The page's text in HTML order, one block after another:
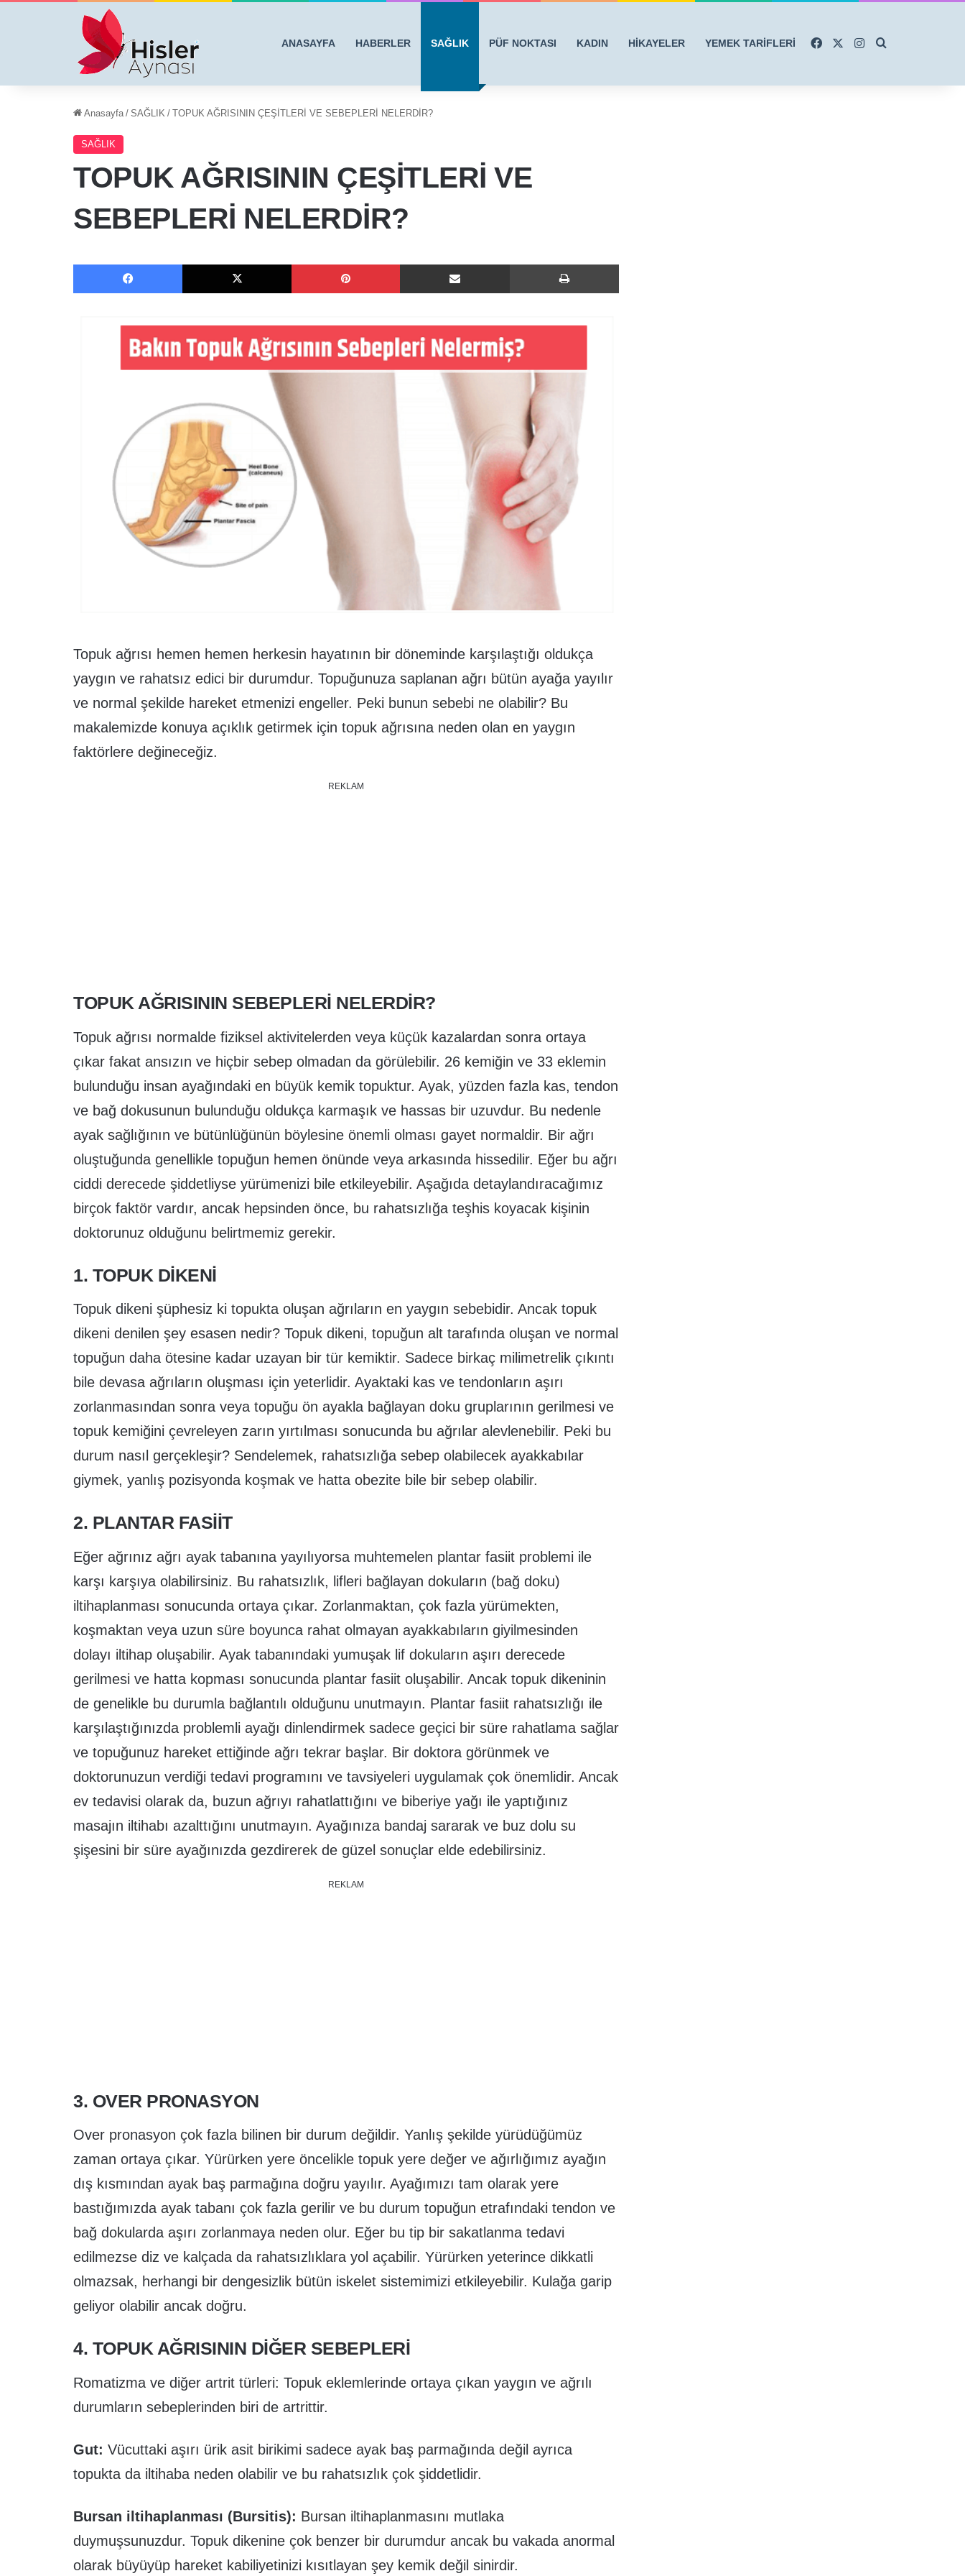
ANASAYFA HABERLER SAĞLIK PÜF NOKTASI KADIN HİKAYELER YEMEK TARİFLERİ FacebookInstagram
Anasayfa / SAĞLIK / TOPUK AĞRISININ ÇEŞİTLERİ VE SEBEPLERİ NELERDİR?
SAĞLIK
TOPUK AĞRISININ ÇEŞİTLERİ VE
SEBEPLERİ NELERDİR?
Facebook X Pinterest E-Posta ile paylaş Yazdır
Topuk ağrısı hemen hemen herkesin hayatının bir döneminde karşılaştığı oldukça
yaygın ve rahatsız edici bir durumdur. Topuğunuza saplanan ağrı bütün ayağa yayılır
ve normal şekilde hareket etmenizi engeller. Peki bunun sebebi ne olabilir? Bu
makalemizde konuya açıklık getirmek için topuk ağrısına neden olan en yaygın
faktörlere değineceğiz.
REKLAM
TOPUK AĞRISININ SEBEPLERI NELERDIR?
Topuk ağrısı normalde fiziksel aktivitelerden veya küçük kazalardan sonra ortaya
çıkar fakat ansızın ve hiçbir sebep olmadan da görülebilir. 26 kemiğin ve 33 eklemin
bulunduğu insan ayağındaki en büyük kemik topuktur. Ayak, yüzden fazla kas, tendon
ve bağ dokusunun bulunduğu oldukça karmaşık ve hassas bir uzuvdur. Bu nedenle
ayak sağlığının ve bütünlüğünün böylesine önemli olması gayet normaldir. Bir ağrı
oluştuğunda genellikle topuğun hemen önünde veya arkasında hissedilir. Eğer bu ağrı
ciddi derecede şiddetliyse yürümenizi bile etkileyebilir. Aşağıda detaylandıracağımız
birçok faktör vardır, ancak hepsinden önce, bu rahatsızlığa teşhis koyacak kişinin
doktorunuz olduğunu belirtmemiz gerekir.
1. TOPUK DIKENI
Topuk dikeni şüphesiz ki topukta oluşan ağrıların en yaygın sebebidir. Ancak topuk
dikeni denilen şey esasen nedir? Topuk dikeni, topuğun alt tarafında oluşan ve normal
topuğun daha ötesine kadar uzayan bir tür kemiktir. Sadece birkaç milimetrelik çıkıntı
bile devasa ağrıların oluşması için yeterlidir. Ayaktaki kas ve tendonların aşırı
zorlanmasından sonra veya topuğu ön ayakla bağlayan doku gruplarının gerilmesi ve
topuk kemiğini çevreleyen zarın yırtılması sonucunda bu ağrılar alevlenebilir. Peki bu
durum nasıl gerçekleşir? Sendelemek, rahatsızlığa sebep olabilecek ayakkabılar
giymek, yanlış pozisyonda koşmak ve hatta obezite bile bir sebep olabilir.
2. PLANTAR FASIIT
Eğer ağrınız ağrı ayak tabanına yayılıyorsa muhtemelen plantar fasiit problemi ile
karşı karşıya olabilirsiniz. Bu rahatsızlık, lifleri bağlayan dokuların (bağ doku)
iltihaplanması sonucunda ortaya çıkar. Zorlanmaktan, çok fazla yürümekten,
koşmaktan veya uzun süre boyunca rahat olmayan ayakkabıların giyilmesinden
dolayı iltihap oluşabilir. Ayak tabanındaki yumuşak lif dokuların aşırı derecede
gerilmesi ve hatta kopması sonucunda plantar fasiit oluşabilir. Ancak topuk dikeninin
de genelikle bu durumla bağlantılı olduğunu unutmayın. Plantar fasiit rahatsızlığı ile
karşılaştığınızda problemli ayağı dinlendirmek sadece geçici bir süre rahatlama sağlar
ve topuğunuz hareket ettiğinde ağrı tekrar başlar. Bir doktora görünmek ve
doktorunuzun verdiği tedavi programını ve tavsiyeleri uygulamak çok önemlidir. Ancak
ev tedavisi olarak da, buzun ağrıyı rahatlattığını ve biberiye yağı ile yaptığınız
masajın iltihabı azalttığını unutmayın. Ayağınıza bandaj sararak ve buz dolu su
şişesini bir süre ayağınızda gezdirerek de güzel sonuçlar elde edebilirsiniz.
REKLAM
3. OVER PRONASYON
Over pronasyon çok fazla bilinen bir durum değildir. Yanlış şekilde yürüdüğümüz
zaman ortaya çıkar. Yürürken yere öncelikle topuk yere değer ve ağırlığımız ayağın
dış kısmından ayak baş parmağına doğru yayılır. Ayağımızı tam olarak yere
bastığımızda ayak tabanı çok fazla gerilir ve bu durum topuğun etrafındaki tendon ve
bağ dokularda aşırı zorlanmaya neden olur. Eğer bu tip bir sakatlanma tedavi
edilmezse diz ve kalçada da rahatsızlıklara yol açabilir. Yürürken yeterince dikkatli
olmazsak, herhangi bir dengesizlik bütün iskelet sistemimizi etkileyebilir. Kulağa garip
geliyor olabilir ancak doğru.
4. TOPUK AĞRISININ DIĞER SEBEPLERI
Romatizma ve diğer artrit türleri: Topuk eklemlerinde ortaya çıkan yaygın ve ağrılı
durumların sebeplerinden biri de artrittir.
Gut: Vücuttaki aşırı ürik asit birikimi sadece ayak baş parmağında değil ayrıca
topukta da iltihaba neden olabilir ve bu rahatsızlık çok şiddetlidir.
Bursan iltihaplanması (Bursitis): Bursan iltihaplanmasını mutlaka
duymuşsunuzdur. Topuk dikenine çok benzer bir durumdur ancak bu vakada anormal
olarak büyüyüp hareket kabiliyetinizi kısıtlayan şey kemik değil sinirdir.